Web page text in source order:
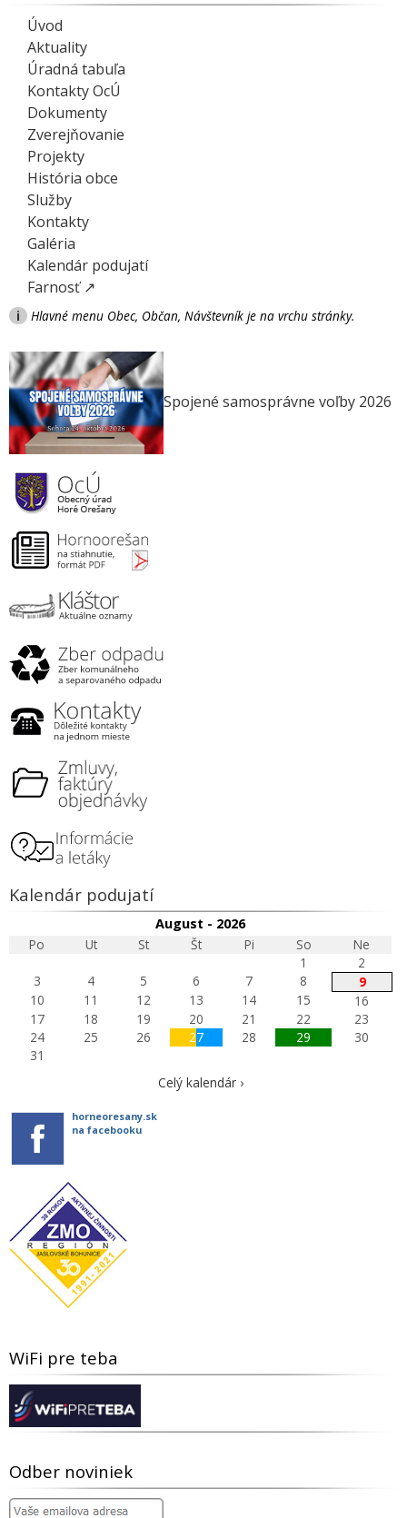
Úvod
Aktuality
Úradná tabuľa
Kontakty OcÚ
Dokumenty
Zverejňovanie
Projekty
História obce
Služby
Kontakty
Galéria
Kalendár podujatí
Farnosť ↗
i Hlavné menu Obec, Občan, Návštevník je na vrchu stránky.
Spojené samosprávne voľby 2026
Kalendár podujatí
August - 2026
Po
Ut St Št Pi So
Ne
1
2
3
4 5 6 7 8
9
10
11 12 13 14 15
16
17
18 19 20 21 22
23
24
25 26 27 28 29
30
31
Celý kalendár ›
horneoresany.sk
na facebooku
WiFi pre teba
Odber noviniek